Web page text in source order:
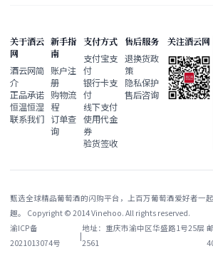
关于酒云
网
酒云网简
介
正品承诺
恒温恒湿
联系我们
新手指
南
账户注
册
购物流
程
订单查
询
支付方式
支付宝支
付
银行卡支
付
线下支付
使用代金
券
验货签收
售后服务
退换货政
策
隐私保护
售后咨询
关注酒云网
甄选全球精品葡萄酒的闪购平台，上百万葡萄酒爱好者一
趣。 Copyright © 2014 Vinehoo. All rights reserved.
渝ICP备
2021013074号
|
地址：重庆市渝中区华盛路1号25层
2561